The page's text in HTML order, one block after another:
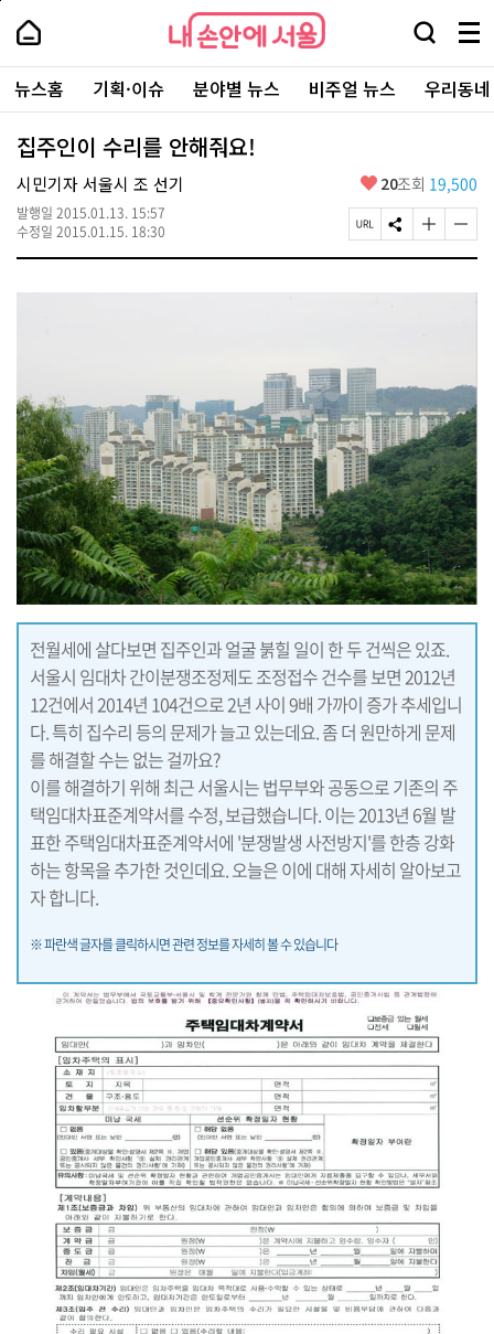
본
로
가
내
손
안
에
서
울
-
서
울
시
대
표
소
포
내
손
에
울
검
창
열
기
메
뉴
전
체
보
주
요
서
뉴스홈 기획·이슈 분야별 뉴스 비주얼 뉴스 우리동
집주인이 수리를 안해줘요!
시민기자 서울시 조 선기
발행일 2015.01.13. 15:57
수정일 2015.01.15. 18:30
좋
요
20조회 19,500
페
이
사
S
N
글
자
하
기
글
자
기
하
기
전월세에 살다보면 집주인과 얼굴 붉힐 일이 한 두 건씩은 있죠.
서울시 임대차 간이분쟁조정제도 조정접수 건수를 보면 2012년
12건에서 2014년 104건으로 2년 사이 9배 가까이 증가 추세입니
다. 특히 집수리 등의 문제가 늘고 있는데요. 좀 더 원만하게 문제
를 해결할 수는 없는 걸까요?
이를 해결하기 위해 최근 서울시는 법무부와 공동으로 기존의 주
택임대차표준계약서를 수정, 보급했습니다. 이는 2013년 6월 발
표한 주택임대차표준계약서에 '분쟁발생 사전방지'를 한층 강화
하는 항목을 추가한 것인데요. 오늘은 이에 대해 자세히 알아보고
자 합니다.
※ 파란색 글자를 클릭하시면 관련 정보를 자세히 볼 수 있습니다
페
상
단
로